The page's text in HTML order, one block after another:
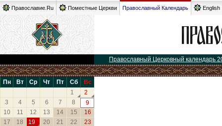
Православие.Ru Поместные Церкви Православный Календарь English
Православный Церковный календарь
Пн Вт Ср Чт Пт Сб
Вс
1
2
3
4 5 6 7 8
9
10
11 12 13 14 15
16
17
18 19 20 21 22
23